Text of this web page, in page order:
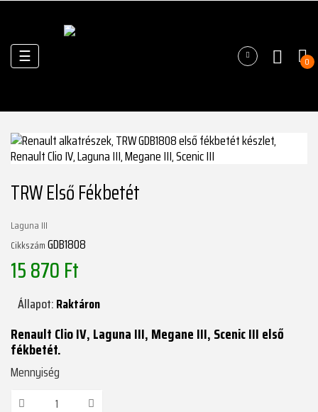
Váltás
a
☰ 0
TRW Első Fékbetét
Laguna III
CikkszámGDB1808
15 870 Ft
Állapot:Raktáron
Renault Clio IV, Laguna III, Megane III, Scenic III első
fékbetét.
Mennyiség